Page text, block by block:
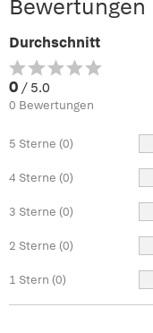
Bewertungen
Durchschnitt
0 / 5.0
0 Bewertungen
5 Sterne (0)
4 Sterne (0)
3 Sterne (0)
2 Sterne (0)
1 Stern (0)